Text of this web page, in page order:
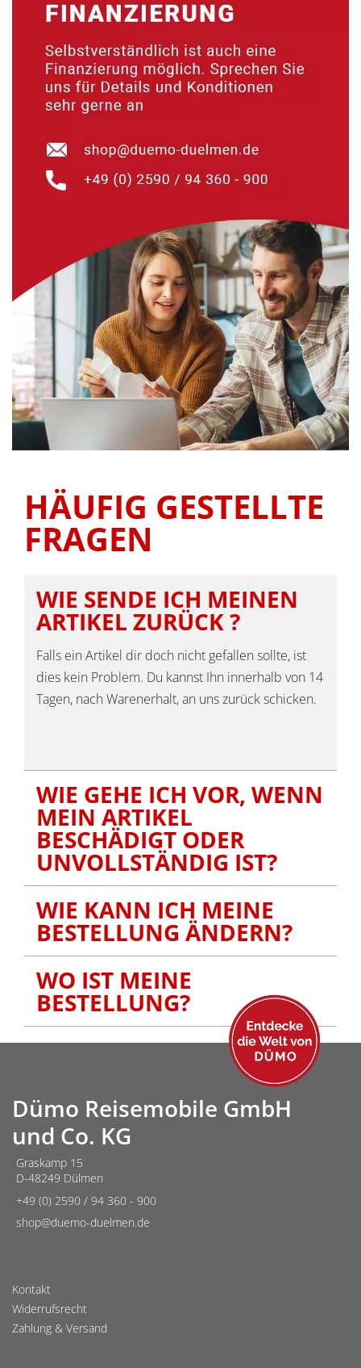
HÄUFIG GESTELLTE
FRAGEN
WIE SENDE ICH MEINEN
ARTIKEL ZURÜCK ?
Falls ein Artikel dir doch nicht gefallen sollte, ist
dies kein Problem. Du kannst Ihn innerhalb von 14
Tagen, nach Warenerhalt, an uns zurück schicken.
WIE GEHE ICH VOR, WENN
MEIN ARTIKEL
BESCHÄDIGT ODER
UNVOLLSTÄNDIG IST?
WIE KANN ICH MEINE
BESTELLUNG ÄNDERN?
WO IST MEINE
BESTELLUNG?
Dümo Reisemobile GmbH
und Co. KG
Graskamp 15
D-48249 Dülmen
+49 (0) 2590 / 94 360 - 900
shop@duemo-duelmen.de
Kontakt
Widerrufsrecht
Zahlung & Versand